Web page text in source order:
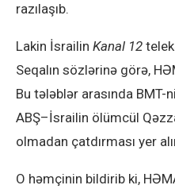
razılaşıb.
Lakin İsrailin Kanal 12
Seqalın sözlərinə görə,
Bu tələblər arasında BMT-
ABŞ–İsrailin ölümcül
olmadan çatdırması yer
O həmçinin bildirib ki,